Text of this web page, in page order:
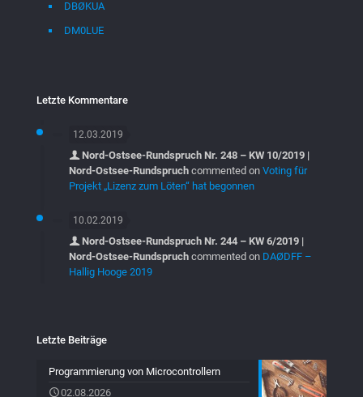
DBØKUA
DM0LUE
Letzte Kommentare
12.03.2019
Nord-Ostsee-Rundspruch Nr. 248 – KW 10/2019 |
Nord-Ostsee-Rundspruch commented on Voting für
Projekt „Lizenz zum Löten“ hat begonnen
10.02.2019
Nord-Ostsee-Rundspruch Nr. 244 – KW 6/2019 |
Nord-Ostsee-Rundspruch commented on DAØDFF –
Hallig Hooge 2019
Letzte Beiträge
Programmierung von Microcontrollern
02.08.2026